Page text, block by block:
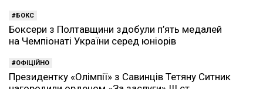
БОКС
Боксери з Полтавщини здобули п’ять медалей
на Чемпіонаті України серед юніорів
ОФІЦІЙНО
Президентку «Олімпії» з Савинців Тетяну Ситник